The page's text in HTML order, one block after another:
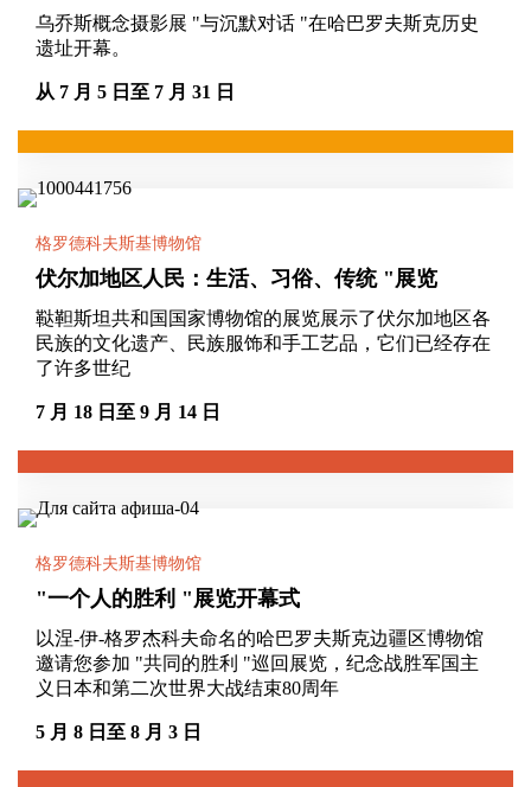
乌乔斯概念摄影展 "与沉默对话 "在哈巴罗夫斯克历史
遗址开幕。
从 7 月 5 日至 7 月 31 日
格罗德科夫斯基博物馆
伏尔加地区人民：生活、习俗、传统 "展览
鞑靼斯坦共和国国家博物馆的展览展示了伏尔加地区各
民族的文化遗产、民族服饰和手工艺品，它们已经存在
了许多世纪
7 月 18 日至 9 月 14 日
格罗德科夫斯基博物馆
"一个人的胜利 "展览开幕式
以涅-伊-格罗杰科夫命名的哈巴罗夫斯克边疆区博物馆
邀请您参加 "共同的胜利 "巡回展览，纪念战胜军国主
义日本和第二次世界大战结束80周年
5 月 8 日至 8 月 3 日